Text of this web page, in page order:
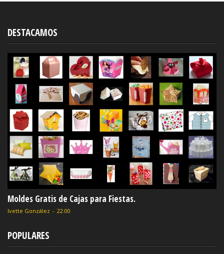
DESTACAMOS
Moldes Gratis de Cajas para Fiestas.
Ivette González - 22:00
POPULARES